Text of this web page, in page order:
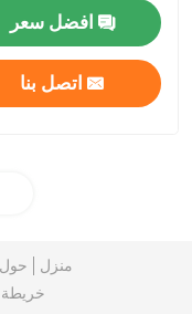
افضل سعر
اتصل بنا
منزل حول
خريطة